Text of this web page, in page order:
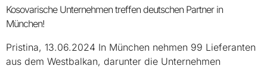
Kosovarische Unternehmen treffen deutschen Partner in
München!
Pristina, 13.06.2024 In München nehmen 99 Lieferanten
aus dem Westbalkan, darunter die Unternehmen